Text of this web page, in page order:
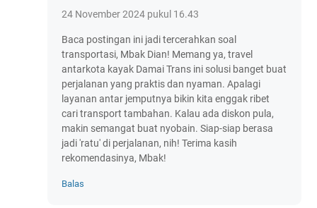
24 November 2024 pukul 16.43
Baca postingan ini jadi tercerahkan soal
transportasi, Mbak Dian! Memang ya, travel
antarkota kayak Damai Trans ini solusi banget buat
perjalanan yang praktis dan nyaman. Apalagi
layanan antar jemputnya bikin kita enggak ribet
cari transport tambahan. Kalau ada diskon pula,
makin semangat buat nyobain. Siap-siap berasa
jadi 'ratu' di perjalanan, nih! Terima kasih
rekomendasinya, Mbak!
Balas